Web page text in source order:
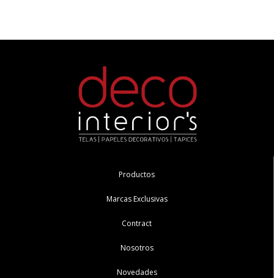
Productos
Marcas Exclusivas
Contract
Nosotros
Novedades